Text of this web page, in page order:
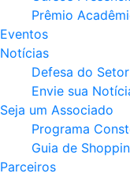
Prêmio
Eventos
Notícias
Defesa do Setor
Envie sua
Seja um Associado
Programa
Guia de
Parceiros